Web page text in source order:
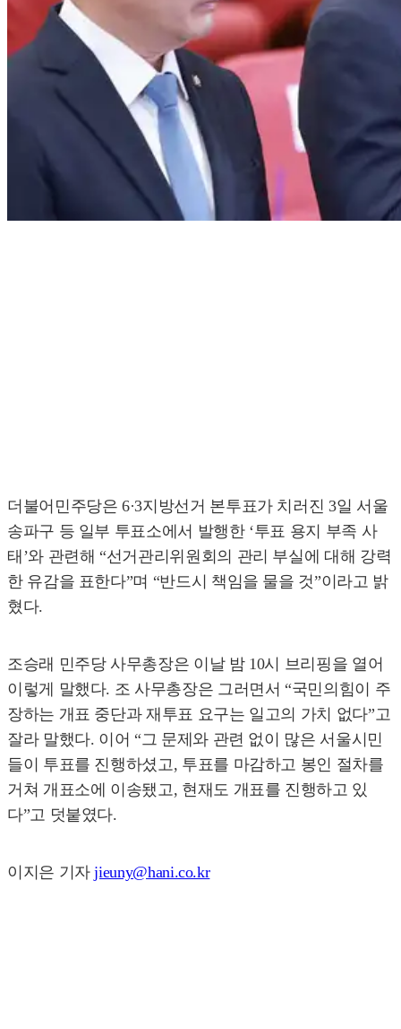
더불어민주당은 6·3지방선거 본투표가 치러진 3일 서울
송파구 등 일부 투표소에서 발행한 ‘투표 용지 부족 사
태’와 관련해 “선거관리위원회의 관리 부실에 대해 강력
한 유감을 표한다”며 “반드시 책임을 물을 것”이라고 밝
혔다.
조승래 민주당 사무총장은 이날 밤 10시 브리핑을 열어
이렇게 말했다. 조 사무총장은 그러면서 “국민의힘이 주
장하는 개표 중단과 재투표 요구는 일고의 가치 없다”고
잘라 말했다. 이어 “그 문제와 관련 없이 많은 서울시민
들이 투표를 진행하셨고, 투표를 마감하고 봉인 절차를
거쳐 개표소에 이송됐고, 현재도 개표를 진행하고 있
다”고 덧붙였다.
이지은 기자jieuny@hani.co.kr